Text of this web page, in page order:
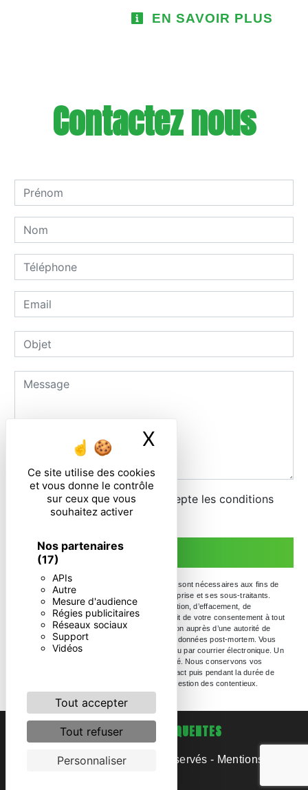
Ce site utilise des cookies
et vous donne le contrôle
sur ceux que vous
souhaitez activer
Nos partenaires
(17)
APIs
Autre
Mesure d'audience
Régies publicitaires
Réseaux sociaux
Support
Vidéos
Tout accepter
Tout refuser
Personnaliser
X
EN SAVOIR PLUS
Contactez nous
En cochant cette case, j'accepte les conditions
particulières ci-dessous **
** Les données personnelles communiquées sont nécessaires aux fins de
vous contacter. Elles sont destinées à l'entreprise et ses sous-traitants.
Vous disposez de droits d’accès, de rectification, d’effacement, de
portabilité, de limitation, d’opposition, de retrait de votre consentement à tout
moment et du droit d’introduire une réclamation auprès d’une autorité de
contrôle, ainsi que d’organiser le sort de vos données post-mortem. Vous
pouvez exercer ces droits par voie postale ou par courrier électronique. Un
justificatif d'identité pourra vous être demandé. Nous conservons vos
données pendant la période de prise de contact puis pendant la durée de
prescription légale aux fins probatoire et de gestion des contentieux.
RECHERCHES FRÉQUENTES
Vistalid- 2026 - Tous droits réservés - Mentions